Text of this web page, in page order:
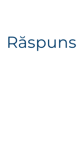
Răspuns